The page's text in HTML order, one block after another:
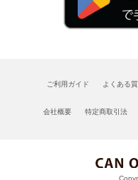
ご利用ガイド よくある
会社概要 特定商取引法